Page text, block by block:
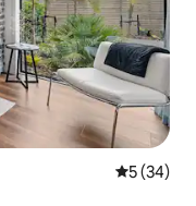
Průměrné
5 (34)